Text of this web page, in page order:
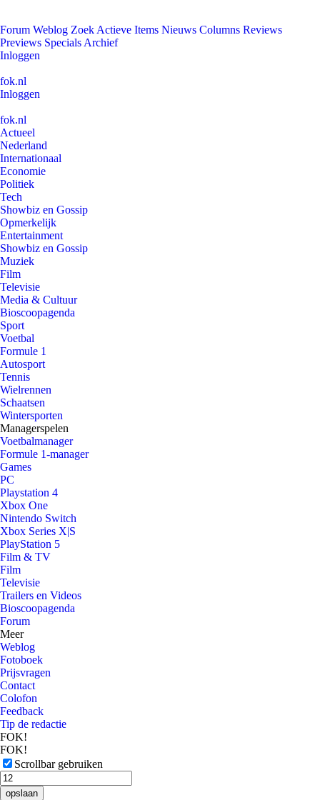
Forum Weblog Zoek Actieve Items Nieuws Columns Reviews
Previews Specials Archief
Inloggen
fok.nl
Inloggen
fok.nl
Actueel
Nederland
Internationaal
Economie
Politiek
Tech
Showbiz en Gossip
Opmerkelijk
Entertainment
Showbiz en Gossip
Muziek
Film
Televisie
Media & Cultuur
Bioscoopagenda
Sport
Voetbal
Formule 1
Autosport
Tennis
Wielrennen
Schaatsen
Wintersporten
Managerspelen
Voetbalmanager
Formule 1-manager
Games
PC
Playstation 4
Xbox One
Nintendo Switch
Xbox Series X|S
PlayStation 5
Film & TV
Film
Televisie
Trailers en Videos
Bioscoopagenda
Forum
Meer
Weblog
Fotoboek
Prijsvragen
Contact
Colofon
Feedback
Tip de redactie
FOK!
FOK!
Scrollbar gebruiken
opslaan